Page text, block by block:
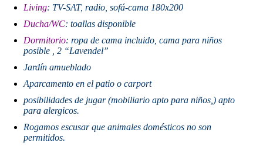
Living: TV-SAT, radio, sofá-cama 180x200
Ducha/WC: toallas disponible
Dormitorio: ropa de cama incluido, cama para niños
posible , 2 “Lavendel”
Jardín amueblado
Aparcamento en el patio o carport
posibilidades de jugar (mobiliario apto para niños,) apto
para alergicos.
Rogamos escusar que animales domésticos no son
permitidos.